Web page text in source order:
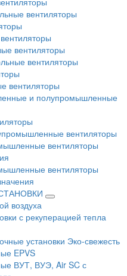
вентиляторы
вентиляторы
вентиляторы
вентиляторы
и полупромышленные
вентиляторы
вентиляторы
вентиляторы
воздуха
с рекуперацией тепла
установки Эко-свежесть
EPVS
ВУТ, ВУЭ, Air SC с